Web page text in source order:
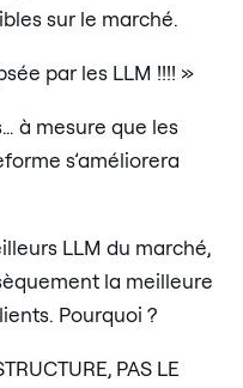
sur le marché.
par les LLM !!!! »
à mesure que les
s’améliorera
LLM du marché,
la meilleure
Pourquoi ?
PAS LE